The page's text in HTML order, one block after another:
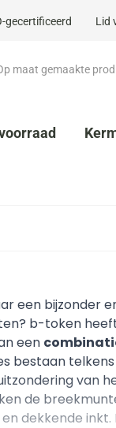
gecertificeerd Lid
maat gemaakte
een bijzonder
b-token
een
bestaan
van
de
dekkende inkt.